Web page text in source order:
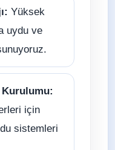
Yüksek
uydu ve
için
sistemleri